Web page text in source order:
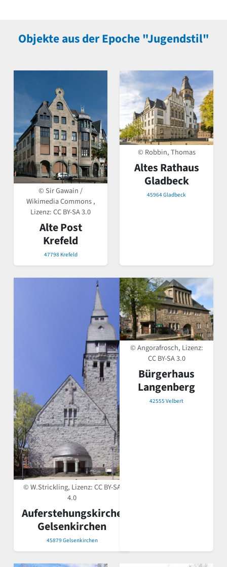
Objekte aus der Epoche "Jugendstil"
© Sir Gawain /
Wikimedia Commons ,
Lizenz:CC BY-SA 3.0
Alte Post
Krefeld
47798 Krefeld
© Robbin, Thomas
Altes Rathaus
Gladbeck
45964 Gladbeck
© W.Strickling, Lizenz:CC BY-SA
4.0
Auferstehungskirche
Gelsenkirchen
45879 Gelsenkirchen
© Angorafrosch, Lizenz:
CC BY-SA 3.0
Bürgerhaus
Langenberg
42555 Velbert